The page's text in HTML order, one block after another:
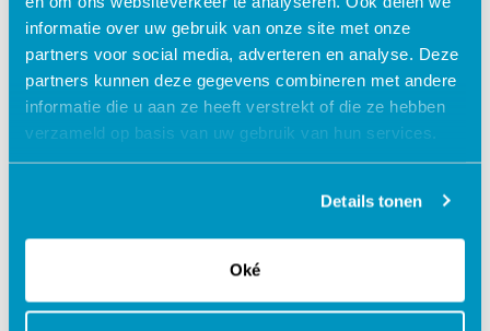
informatie over uw gebruik van onze site met onze
partners voor social media, adverteren en analyse. Deze
partners kunnen deze gegevens combineren met andere
informatie die u aan ze heeft verstrekt of die ze hebben
verzameld op basis van uw gebruik van hun services.
Details tonen
Oké
De mensen om mij heen
Lees verder